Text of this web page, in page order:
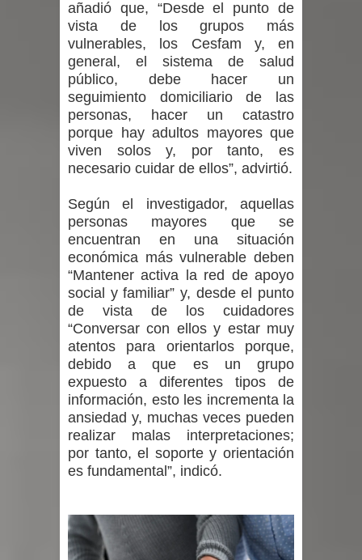
añadió que, “Desde el punto de
vista de los grupos más
vulnerables, los Cesfam y, en
general, el sistema de salud
público, debe hacer un
seguimiento domiciliario de las
personas, hacer un catastro
porque hay adultos mayores que
viven solos y, por tanto, es
necesario cuidar de ellos”, advirtió.
Según el investigador, aquellas
personas mayores que se
encuentran en una situación
económica más vulnerable deben
“Mantener activa la red de apoyo
social y familiar” y, desde el punto
de vista de los cuidadores
“Conversar con ellos y estar muy
atentos para orientarlos porque,
debido a que es un grupo
expuesto a diferentes tipos de
información, esto les incrementa la
ansiedad y, muchas veces pueden
realizar malas interpretaciones;
por tanto, el soporte y orientación
es fundamental”, indicó.